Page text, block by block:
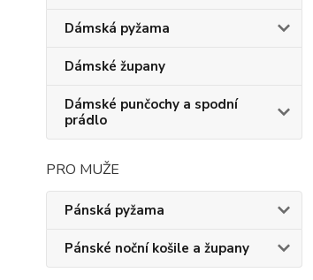
Dámská pyžama
Dámské župany
Dámské punčochy a spodní
prádlo
PRO MUŽE
Pánská pyžama
Pánské noční košile a župany